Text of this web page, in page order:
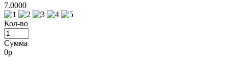
7.0000
Кол-во
Сумма
0р